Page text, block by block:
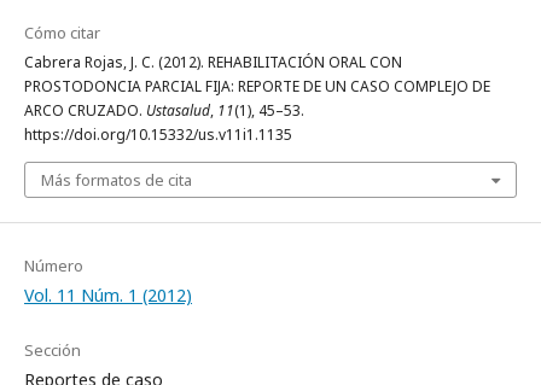
Cómo citar
Cabrera Rojas, J. C. (2012). REHABILITACIÓN ORAL CON
PROSTODONCIA PARCIAL FIJA: REPORTE DE UN CASO COMPLEJO DE
ARCO CRUZADO. Ustasalud, 11(1), 45–53.
https://doi.org/10.15332/us.v11i1.1135
Más formatos de cita
Número
Vol. 11 Núm. 1 (2012)
Sección
Reportes de caso